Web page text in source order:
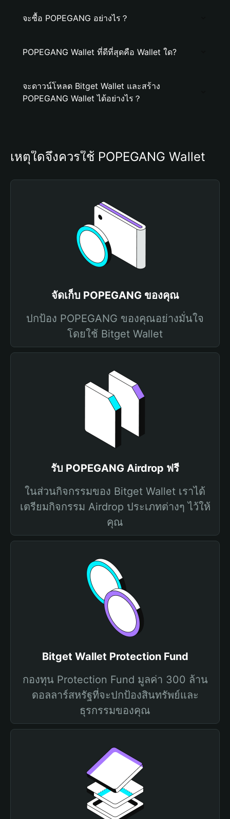
จะซื้อ POPEGANG อย่างไร？
POPEGANG Wallet ที่ดีที่สุดคือ Wallet ใด?
จะดาวน์โหลด Bitget Wallet และสร้าง
POPEGANG Wallet ได้อย่างไร？
เหตุใดจึงควรใช้ POPEGANG Wallet
จัดเก็บ POPEGANG ของคุณ
ปกป้อง POPEGANG ของคุณอย่างมั่นใจ
โดยใช้ Bitget Wallet
รับ POPEGANG Airdrop ฟรี
ในส่วนกิจกรรมของ Bitget Wallet เราได้
เตรียมกิจกรรม Airdrop ประเภทต่างๆ ไว้ให้
คุณ
Bitget Wallet Protection Fund
กองทุน Protection Fund มูลค่า 300 ล้าน
ดอลลาร์สหรัฐที่จะปกป้องสินทรัพย์และ
ธุรกรรมของคุณ